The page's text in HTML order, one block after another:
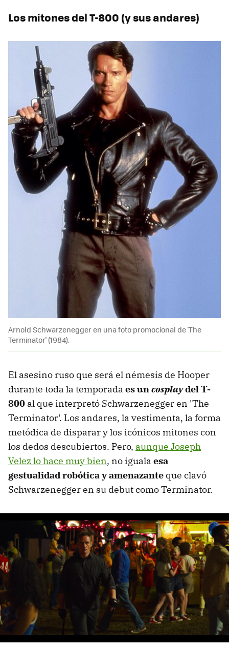
Los mitones del T-800 (y sus andares)
Arnold Schwarzenegger en una foto promocional de 'The
Terminator' (1984).
El asesino ruso que será el némesis de Hooper
durante toda la temporada es uncosplaydel T-
800 al que interpretó Schwarzenegger en 'The
Terminator'. Los andares, la vestimenta, la forma
metódica de disparar y los icónicos mitones con
los dedos descubiertos. Pero, aunque Joseph
Velez lo hace muy bien, no iguala esa
gestualidad robótica y amenazante que clavó
Schwarzenegger en su debut como Terminator.